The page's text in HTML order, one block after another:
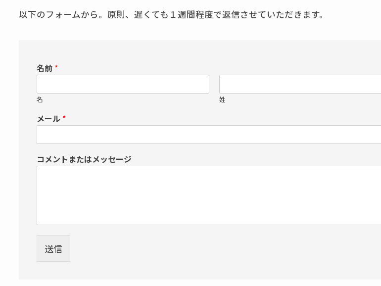
以下のフォームから。原則、遅くても１週間程度で返信させていただきます。
名前 *
名 姓
メール *
コメントまたはメッセージ
送信